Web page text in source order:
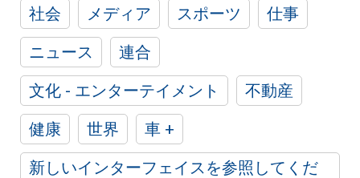
社会 メディア スポーツ
仕事
ニュース
連合
文化 - エンターテイメント
不動産
健康
世界
車 +
新しいインターフェイスを参照してくだ